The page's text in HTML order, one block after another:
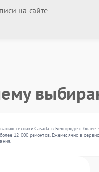
на сайте
техники Casada в Белгороде с
12 000 ремонтов. Ежемесячно в